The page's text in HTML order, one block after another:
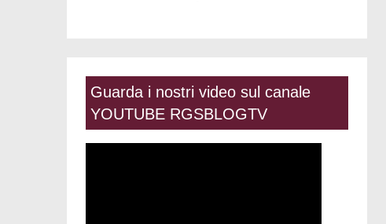
Guarda i nostri video sul canale
YOUTUBE RGSBLOGTV